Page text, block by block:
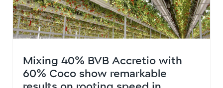
Mixing 40% BVB Accretio with
60% Coco show remarkable
results on rooting speed in